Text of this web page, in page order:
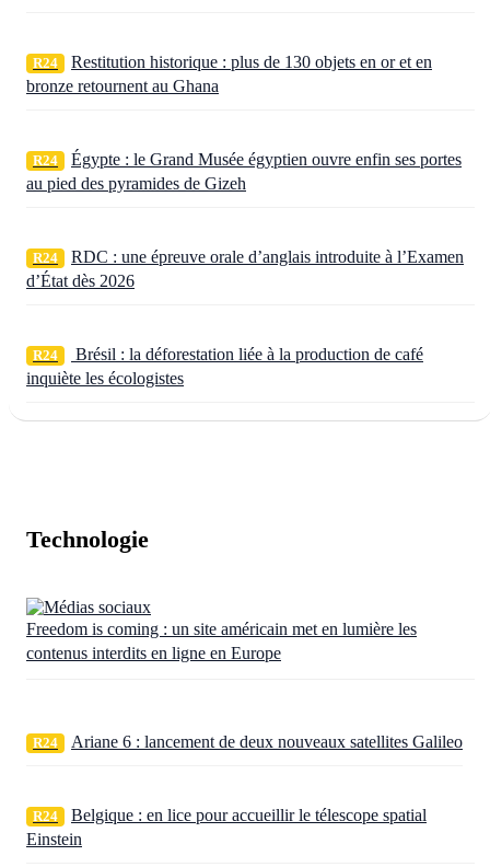
R24
Restitution historique : plus de 130 objets en or et en
bronze retournent au Ghana
R24
Égypte : le Grand Musée égyptien ouvre enfin ses portes
au pied des pyramides de Gizeh
R24
RDC : une épreuve orale d’anglais introduite à l’Examen
d’État dès 2026
R24
Brésil : la déforestation liée à la production de café
inquiète les écologistes
Technologie
Freedom is coming : un site américain met en lumière les
contenus interdits en ligne en Europe
R24 Ariane 6 : lancement de deux nouveaux satellites Galileo
R24
Belgique : en lice pour accueillir le télescope spatial
Einstein